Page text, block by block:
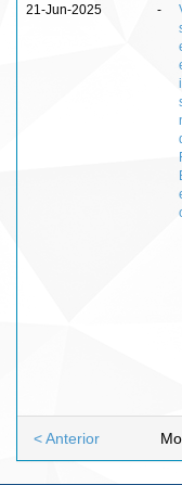
21-Jun-2025 -
< Anterior